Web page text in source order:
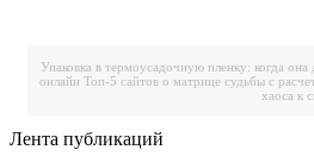
Упаковка в термоусадочную пленку: когда
онлайн Топ-5 сайтов о матрице судьбы с
хаоса к
Лента публикаций